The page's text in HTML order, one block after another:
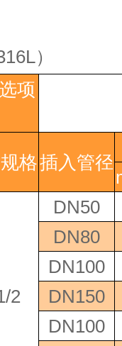
）
项
格插入管径
2
DN50
DN80
DN100
DN150
DN100